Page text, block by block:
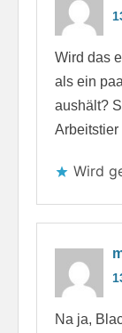
Wird das
als ein
aushält?
Arbeitstier
Wird
Na ja,